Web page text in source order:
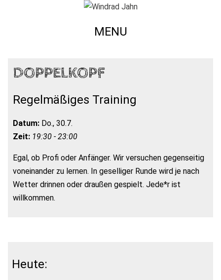
MENU
DOPPELKOPF
Regelmäßiges Training
Datum: Do., 30.7.
Zeit: 19:30 - 23:00
Egal, ob Profi oder Anfänger. Wir versuchen gegenseitig
voneinander zu lernen. In geselliger Runde wird je nach
Wetter drinnen oder draußen gespielt. Jede*r ist
willkommen.
Heute: